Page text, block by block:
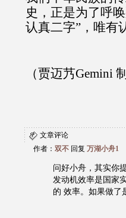
史，正是为了呼
认真二字”，唯有
（贾迈艿Gemini
文章评论
作者： 双不 回复 万湖小舟1
问好小舟，其实你
发动机效率是国家
的 效率。如果做了